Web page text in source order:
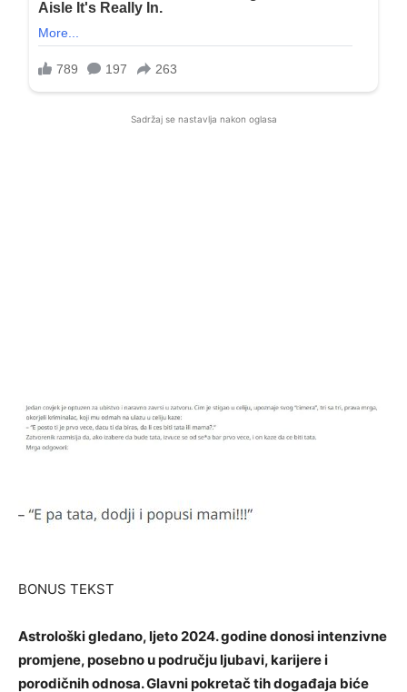
Sadržaj se nastavlja nakon oglasa
BONUS TEKST
Astrološki gledano, ljeto 2024. godine donosi intenzivne
promjene, posebno u području ljubavi, karijere i
porodičnih odnosa. Glavni pokretač tih događaja biće